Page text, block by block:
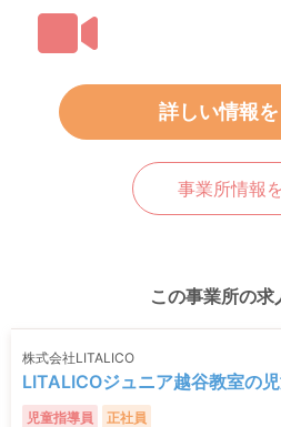
詳しい情報を
事業所情報
この事業所の求
株式会社LITALICO
LITALICOジュニア越谷教室の
児童指導員 正社員